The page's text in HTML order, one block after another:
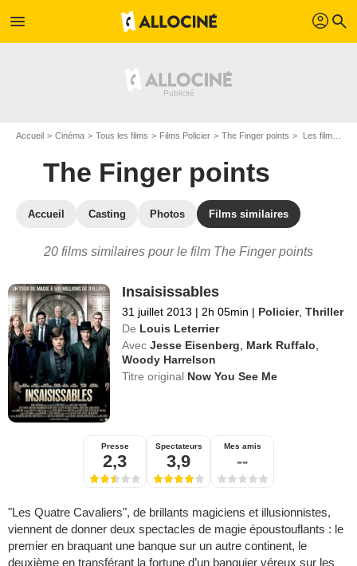
menu profil search
Accueil Cinéma Tous les films Films Policier The Finger points Les films similaires à "The Finger points"
The Finger points
Accueil Casting Photos Films similaires
20 films similaires pour le film The Finger points
Insaisissables
31 juillet 2013 | 2h 05min | Policier,Thriller
De Louis Leterrier
Avec Jesse Eisenberg Mark Ruffalo
Woody Harrelson
Titre original Now You See Me
Presse
2,3
Spectateurs
3,9
Mes amis
--
"Les Quatre Cavaliers", de brillants magiciens et illusionnistes,
viennent de donner deux spectacles de magie époustouflants : le
premier en braquant une banque sur un autre continent, le
deuxième en transférant la fortune d’un banquier véreux sur les